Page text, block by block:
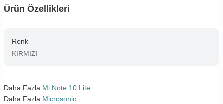
Ürün Özellikleri
Renk
KIRMIZI
Daha Fazla Mi Note 10 Lite
Daha Fazla Microsonic